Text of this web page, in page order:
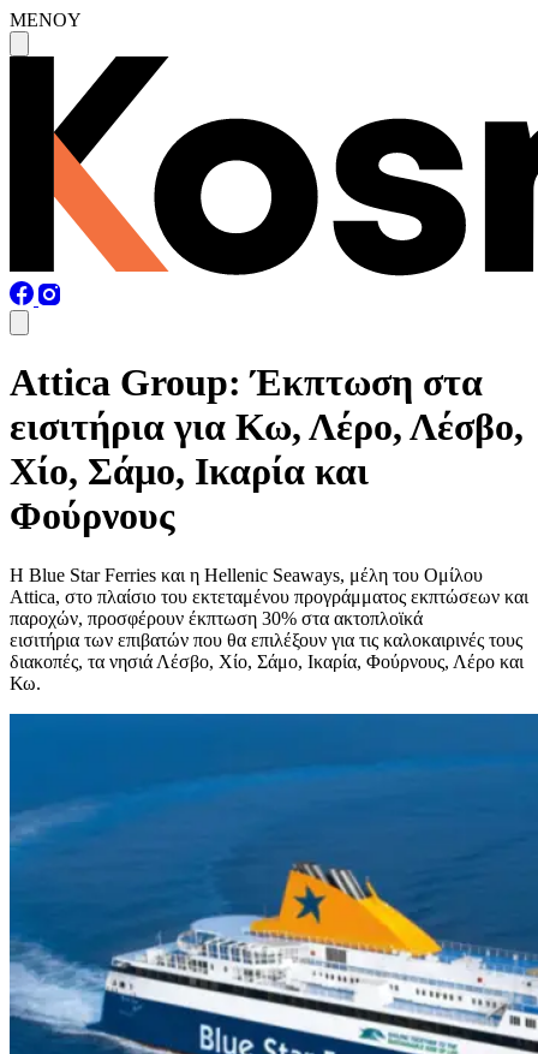
MENOY
Attica Group: Έκπτωση στα
εισιτήρια για Κω, Λέρο, Λέσβο,
Χίο, Σάμο, Ικαρία και
Φούρνους
Η Blue Star Ferries και η Hellenic Seaways, μέλη του Ομίλου
Attica, στο πλαίσιο του εκτεταμένου προγράμματος εκπτώσεων και
παροχών, προσφέρουν έκπτωση 30% στα ακτοπλοϊκά
εισιτήρια των επιβατών που θα επιλέξουν για τις καλοκαιρινές τους
διακοπές, τα νησιά Λέσβο, Χίο, Σάμο, Ικαρία, Φούρνους, Λέρο και
Κω.